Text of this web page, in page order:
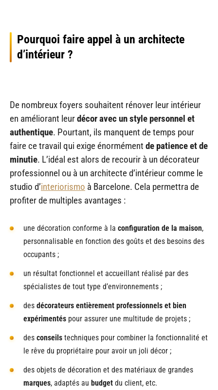
Pourquoi faire appel à un architecte
d’intérieur ?
De nombreux foyers souhaitent rénover leur intérieur
en améliorant leurdécor avec un style personnel et
authentique. Pourtant, ils manquent de temps pour
faire ce travail qui exige énormément de patience et de
minutie. L’idéal est alors de recourir à un décorateur
professionnel ou à un architecte d’intérieur comme le
studio d’interiorismo à Barcelone. Cela permettra de
profiter de multiples avantages :
une décoration conforme à la configuration de la maison,
personnalisable en fonction des goûts et des besoins des
occupants ;
un résultat fonctionnel et accueillant réalisé par des
spécialistes de tout type d’environnements ;
des décorateurs entièrement professionnels et bien
expérimentés pour assurer une multitude de projets ;
des conseils techniques pour combiner la fonctionnalité et
le rêve du propriétaire pour avoir un joli décor ;
des objets de décoration et des matériaux de grandes
marques, adaptés au budget du client, etc.